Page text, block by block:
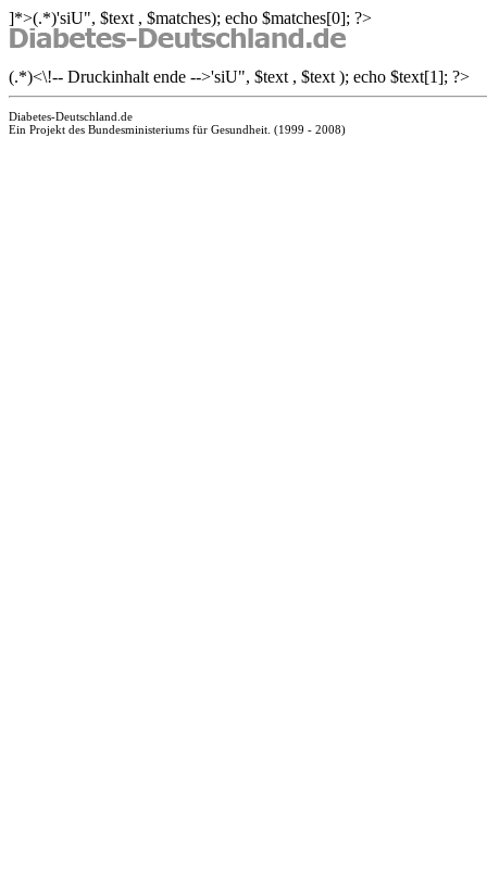
]*>(.*)'siU", $text , $matches); echo $matches[0]; ?>
(.*)<\!-- Druckinhalt ende -->'siU", $text , $text ); echo $text[1]; ?>
Diabetes-Deutschland.de
Ein Projekt des Bundesministeriums für Gesundheit. (1999 - 2008)